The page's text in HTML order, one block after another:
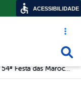
Acesso
Multidão se despede da 54ª Festa das Marocas na levada do Carro da Pitú
ACESSIBILIDADE